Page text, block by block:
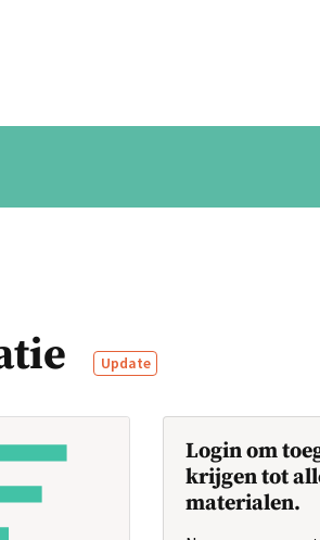
Update
Login om
krijgen tot
materialen.